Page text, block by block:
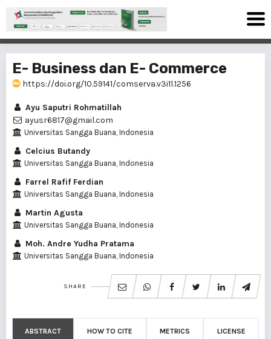
E- Business dan E- Commerce
https://doi.org/10.59141/comserva.v3i11.1256
Ayu Saputri Rohmatillah
ayusr6817@gmail.com
Universitas Sangga Buana, Indonesia
Celcius Butandy
Universitas Sangga Buana, Indonesia
Farrel Rafif Ferdian
Universitas Sangga Buana, Indonesia
Martin Agusta
Universitas Sangga Buana, Indonesia
Moh. Andre Yudha Pratama
Universitas Sangga Buana, Indonesia
SHARE
ABSTRACT HOW TO CITE METRICS LICENSE